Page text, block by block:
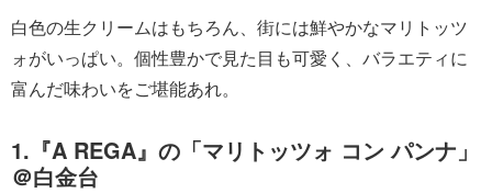
白色の生クリームはもちろん、街には鮮やかなマリトッツ
ォがいっぱい。個性豊かで見た目も可愛く、バラエティに
富んだ味わいをご堪能あれ。
1.『A REGA』の「マリトッツォ コン パンナ」
＠白金台